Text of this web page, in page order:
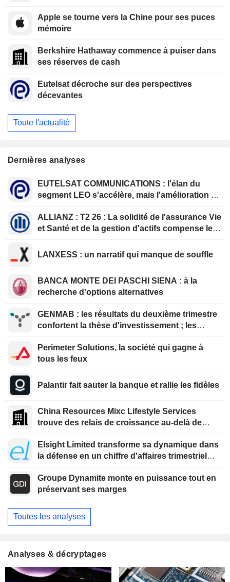
Apple se tourne vers la Chine pour ses puces
mémoire
Berkshire Hathaway commence à puiser dans
ses réserves de cash
Eutelsat décroche sur des perspectives
décevantes
Toute l'actualité
Dernières analyses
EUTELSAT COMMUNICATIONS : l'élan du
segment LEO s'accélère, mais l'amélioration de
ALLIANZ : T2 26 : La solidité de l'assurance Vie
et Santé et de la gestion d'actifs compense le
LANXESS : un narratif qui manque de souffle
BANCA MONTE DEI PASCHI SIENA : à la
recherche d'options alternatives
GENMAB : les résultats du deuxième trimestre
confortent la thèse d'investissement ; les
Perimeter Solutions, la société qui gagne à
tous les feux
Palantir fait sauter la banque et rallie les fidèles
China Resources Mixc Lifestyle Services
trouve des relais de croissance au-delà de
Elsight Limited transforme sa dynamique dans
la défense en un chiffre d'affaires trimestriel
Groupe Dynamite monte en puissance tout en
préservant ses marges
Toutes les analyses
Analyses & décryptages